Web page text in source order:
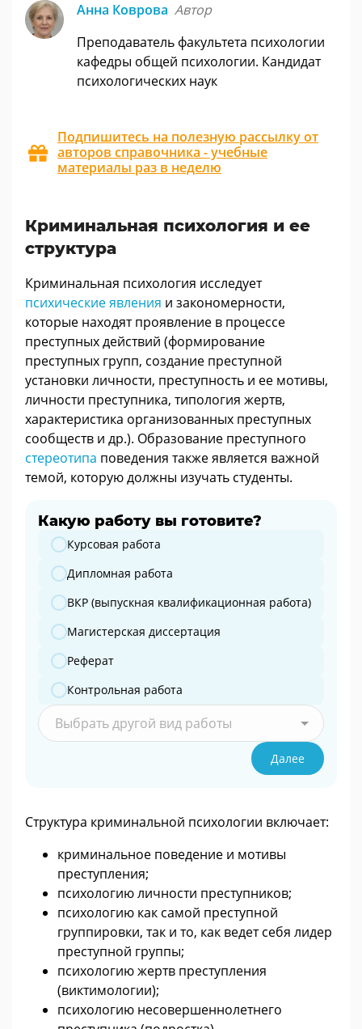
Анна Коврова Автор
Преподаватель факультета психологии
кафедры общей психологии. Кандидат
психологических наук
Подпишитесь на полезную рассылку от
авторов справочника - учебные
материалы раз в неделю
Криминальная психология и ее
структура
Криминальная психология исследует
психические явления и закономерности,
которые находят проявление в процессе
преступных действий (формирование
преступных групп, создание преступной
установки личности, преступность и ее мотивы,
личности преступника, типология жертв,
характеристика организованных преступных
сообществ и др.). Образование преступного
стереотипа поведения также является важной
темой, которую должны изучать студенты.
Какую работу вы готовите?
Какую работу вы готовите?
Курсовая работа
Дипломная работа
ВКР (выпускная квалификационная работа)
Магистерская диссертация
Реферат
Контрольная работа
Выбрать другой вид работы
Далее
Структура криминальной психологии включает:
криминальное поведение и мотивы
преступления;
психологию личности преступников;
психологию как самой преступной
группировки, так и то, как ведет себя лидер
преступной группы;
психологию жертв преступления
(виктимологии);
психологию несовершеннолетнего